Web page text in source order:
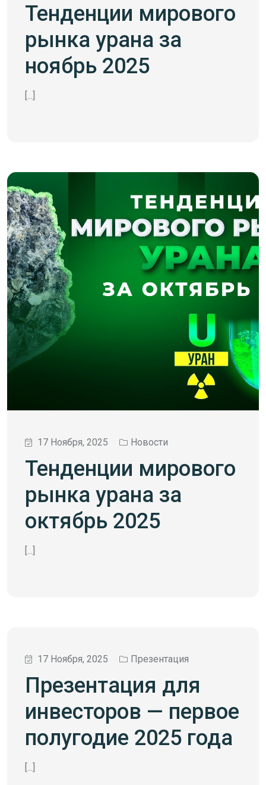
Тенденции мирового
рынка урана за
ноябрь 2025
[...]
17 Ноября, 2025 Новости
Тенденции мирового
рынка урана за
октябрь 2025
[...]
17 Ноября, 2025 Презентация
Презентация для
инвесторов — первое
полугодие 2025 года
[...]